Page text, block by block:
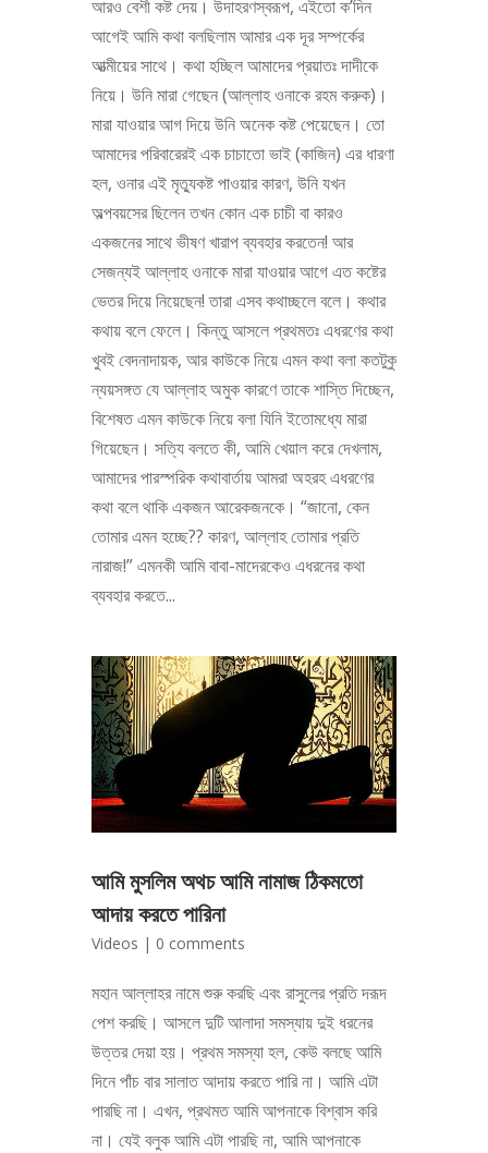
আরও বেশী কষ্ট দেয়। উদাহরণস্বরূপ, এইতো ক’দিন
আগেই আমি কথা বলছিলাম আমার এক দূর সম্পর্কের
আত্মীয়ের সাথে। কথা হচ্ছিল আমাদের প্রয়াতঃ দাদীকে
নিয়ে। উনি মারা গেছেন (আল্লাহ ওনাকে রহম করুক)।
মারা যাওয়ার আগ দিয়ে উনি অনেক কষ্ট পেয়েছেন। তো
আমাদের পরিবারেরই এক চাচাতো ভাই (কাজিন) এর ধারণা
হল, ওনার এই মৃত্যুকষ্ট পাওয়ার কারণ, উনি যখন
অল্পবয়সের ছিলেন তখন কোন এক চাচী বা কারও
একজনের সাথে ভীষণ খারাপ ব্যবহার করতেন! আর
সেজন্যই আল্লাহ ওনাকে মারা যাওয়ার আগে এত কষ্টের
ভেতর দিয়ে নিয়েছেন! তারা এসব কথাচ্ছলে বলে। কথার
কথায় বলে ফেলে। কিন্তু আসলে প্রথমতঃ এধরণের কথা
খুবই বেদনাদায়ক, আর কাউকে নিয়ে এমন কথা বলা কতটুকু
ন্যয়সঙ্গত যে আল্লাহ অমুক কারণে তাকে শাস্তি দিচ্ছেন,
বিশেষত এমন কাউকে নিয়ে বলা যিনি ইতোমধ্যে মারা
গিয়েছেন। সত্যি বলতে কী, আমি খেয়াল করে দেখলাম,
আমাদের পারস্পরিক কথাবার্তায় আমরা অহরহ এধরণের
কথা বলে থাকি একজন আরেকজনকে। “জানো, কেন
তোমার এমন হচ্ছে?? কারণ, আল্লাহ তোমার প্রতি
নারাজ!” এমনকী আমি বাবা-মাদেরকেও এধরনের কথা
ব্যবহার করতে...
আমি মুসলিম অথচ আমি নামাজ ঠিকমতো
আদায় করতে পারিনা
Videos | 0 comments
মহান আল্লাহর নামে শুরু করছি এবং রাসুলের প্রতি দরূদ
পেশ করছি। আসলে দুটি আলাদা সমস্যায় দুই ধরনের
উত্তর দেয়া হয়। প্রথম সমস্যা হল, কেউ বলছে আমি
দিনে পাঁচ বার সালাত আদায় করতে পারি না। আমি এটা
পারছি না। এখন, প্রথমত আমি আপনাকে বিশ্বাস করি
না। যেই বলুক আমি এটা পারছি না, আমি আপনাকে